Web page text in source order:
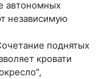
автономных
независимую
поднятых
кровати